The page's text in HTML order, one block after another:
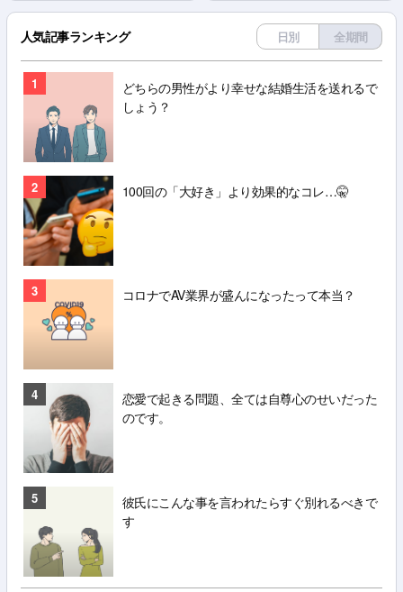
人気記事ランキング 日別 全期間
1
どちらの男性がより幸せな結婚生活を送れるで
しょう？
2 100回の「大好き」より効果的なコレ…🤫
3 コロナでAV業界が盛んになったって本当？
4
恋愛で起きる問題、全ては自尊心のせいだった
のです。
5
彼氏にこんな事を言われたらすぐ別れるべきで
す